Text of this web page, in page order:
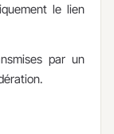
le lien
par un